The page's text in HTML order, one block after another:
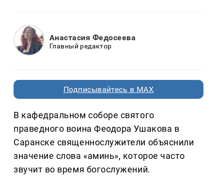
Анастасия Федосеева
Главный редактор
Подписывайтесь в MAX
В кафедральном соборе святого
праведного воина Феодора Ушакова в
Саранске священнослужители объяснили
значение слова «аминь», которое часто
звучит во время богослужений.